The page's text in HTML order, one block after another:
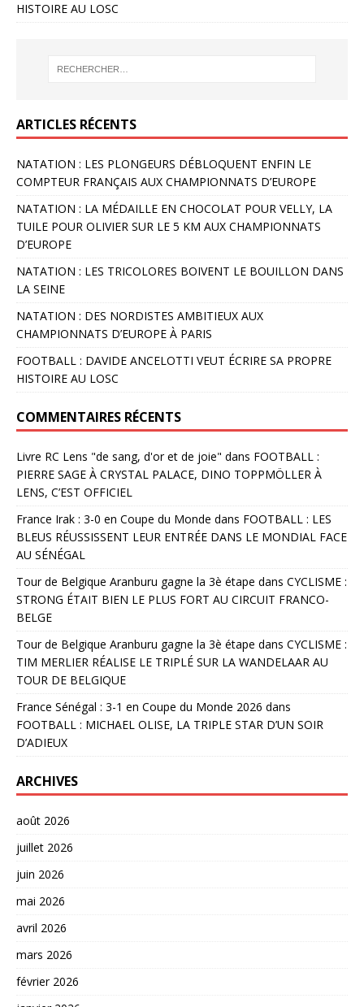
HISTOIRE AU LOSC
ARTICLES RÉCENTS
NATATION : LES PLONGEURS DÉBLOQUENT ENFIN LE
COMPTEUR FRANÇAIS AUX CHAMPIONNATS D’EUROPE
NATATION : LA MÉDAILLE EN CHOCOLAT POUR VELLY, LA
TUILE POUR OLIVIER SUR LE 5 KM AUX CHAMPIONNATS
D’EUROPE
NATATION : LES TRICOLORES BOIVENT LE BOUILLON DANS
LA SEINE
NATATION : DES NORDISTES AMBITIEUX AUX
CHAMPIONNATS D’EUROPE À PARIS
FOOTBALL : DAVIDE ANCELOTTI VEUT ÉCRIRE SA PROPRE
HISTOIRE AU LOSC
COMMENTAIRES RÉCENTS
Livre RC Lens "de sang, d'or et de joie" dans FOOTBALL :
PIERRE SAGE À CRYSTAL PALACE, DINO TOPPMÖLLER À
LENS, C’EST OFFICIEL
France Irak : 3-0 en Coupe du Monde dans FOOTBALL : LES
BLEUS RÉUSSISSENT LEUR ENTRÉE DANS LE MONDIAL FACE
AU SÉNÉGAL
Tour de Belgique Aranburu gagne la 3è étape dans CYCLISME :
STRONG ÉTAIT BIEN LE PLUS FORT AU CIRCUIT FRANCO-
BELGE
Tour de Belgique Aranburu gagne la 3è étape dans CYCLISME :
TIM MERLIER RÉALISE LE TRIPLÉ SUR LA WANDELAAR AU
TOUR DE BELGIQUE
France Sénégal : 3-1 en Coupe du Monde 2026 dans
FOOTBALL : MICHAEL OLISE, LA TRIPLE STAR D’UN SOIR
D’ADIEUX
ARCHIVES
août 2026
juillet 2026
juin 2026
mai 2026
avril 2026
mars 2026
février 2026